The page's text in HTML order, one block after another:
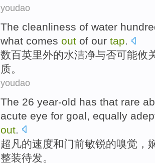
youdao
The cleanliness of water
what comes out of our tap.
数百英里外的水洁净与否可能攸
质。
youdao
The 26 year-old has that rare
acute eye for goal, equally
out
超凡的速度和门前敏锐的嗅觉，
整装待发。